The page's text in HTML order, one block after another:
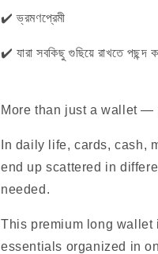
✔️ ভ্রমণপ্রেমী
✔️ যারা সবকিছু গুছিয়ে রাখতে পছন্দ
More than just a wallet —
In daily life, cards, cash,
end up scattered in
needed.
This premium long wallet
essentials organized in